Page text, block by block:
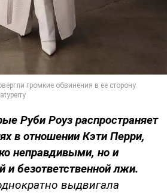
Руби Роуз распространяет
в отношении Кэти Перри,
неправдивыми, но и
и безответственной лжи.
выдвигала